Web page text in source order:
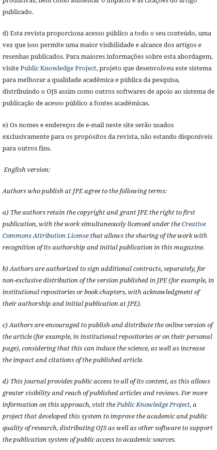
publicado.
d) Esta revista proporciona acesso público a todo o seu conteúdo, uma
vez que isso permite uma maior visibilidade e alcance dos artigos e
resenhas publicados. Para maiores informações sobre esta abordagem,
visitePublic Knowledge Project, projeto que desenvolveu este sistema
para melhorar a qualidade acadêmica e pública da pesquisa,
distribuindo o OJS assim como outros softwares de apoio ao sistema de
publicação de acesso público a fontes acadêmicas.
e) Os nomes e endereços de e-mail neste site serão usados
exclusivamente para os propósitos da revista, não estando disponíveis
para outros fins.
English version:
Authors who publish at JPE agree to the following terms:
a) The authors retain the copyright and grant JPE the right to first
publication, with the work simultaneously licensed under theCreative
Commons Attribution Licensethat allows the sharing of the work with
recognition of its authorship and initial publication in this magazine.
b) Authors are authorized to sign additional contracts, separately, for
non-exclusive distribution of the version published in JPE (for example, in
institutional repositories or book chapters, with acknowledgment of
their authorship and initial publication at JPE).
c) Authors are encouraged to publish and distribute the online version of
the article (for example, in institutional repositories or on their personal
page), considering that this can induce the science, as well as increase
the impact and citations of the published article.
d) This journal provides public access to all of its content, as this allows
greater visibility and reach of published articles and reviews. For more
information on this approach, visit thePublic Knowledge Project, a
project that developed this system to improve the academic and public
quality of research, distributing OJS as well as other software to support
the publication system of public access to academic sources.